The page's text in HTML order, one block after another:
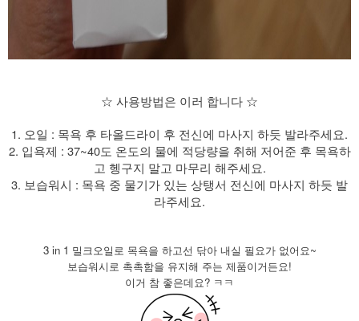
☆ 사용방법은 이러 합니다 ☆
1. 오일 : 목욕 후 타올드라이 후 전신에 마사지 하듯 발라주세요.
2. 입욕제 : 37~40도 온도의 물에 적당량을 취해 저어준 후 목욕하
고 헹구지 말고 마무리 해주세요.
3. 보습워시 : 목욕 중 물기가 있는 상탱서 전신에 마사지 하듯 발
라주세요.
3 in 1 밀크오일로 목욕을 하고선 닦아 내실 필요가 없어요~
보습워시로 촉촉함을 유지해 주는 제품이거든요!
이거 참 좋은데요? ㅋㅋ